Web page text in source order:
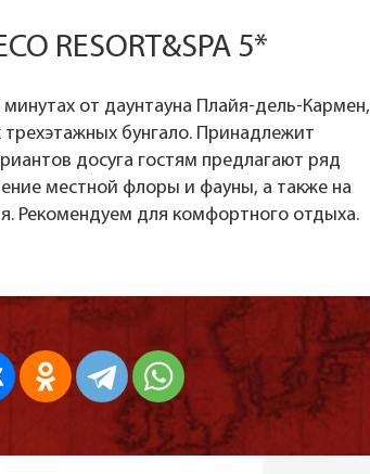
RESORT&SPA 5*
от даунтауна Плайя-дель-Кармен,
бунгало. Принадлежит
досуга гостям предлагают ряд
местной флоры и фауны, а также на
Рекомендуем для комфортного отдыха.